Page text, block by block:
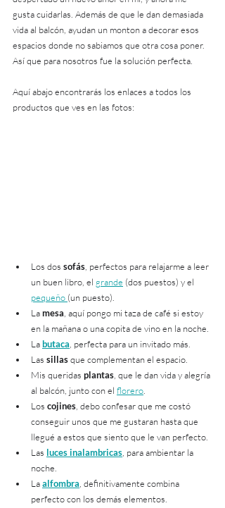
gusta cuidarlas. Además de que le dan demasiada
vida al balcón, ayudan un monton a decorar esos
espacios donde no sabiamos que otra cosa poner.
Así que para nosotros fue la solución perfecta.
Aquí abajo encontrarás los enlaces a todos los
productos que ves en las fotos:
Los dos sofás , perfectos para relajarme a leer
un buen libro, el grande (dos puestos) y el
pequeño (un puesto).
La mesa , aquí pongo mi taza de café si estoy
en la mañana o una copita de vino en la noche.
La butaca , perfecta para un invitado más.
Las sillas que complementan el espacio.
Mis queridas plantas , que le dan vida y alegría
al balcón, junto con el florero
Los cojines , debo confesar que me costó
conseguir unos que me gustaran hasta que
llegué a estos que siento que le van perfecto.
Las luces inalambricas , para ambientar la
noche.
La alfombra , definitivamente combina
perfecto con los demás elementos.